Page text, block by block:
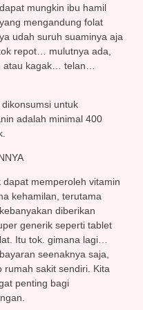
mungkin ibu hamil
mengandung folat
udah suruh suaminya aja
repot… mulutnya ada,
atau kagak… telan…
untuk
adalah minimal 400
memperoleh vitamin
kehamilan, terutama
diberikan
generik seperti tablet
Itu tok. gimana lagi…
seenaknya saja,
rumah sakit sendiri. Kita
penting bagi